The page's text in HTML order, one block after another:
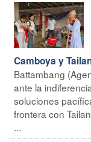
Camboya y
Battambang
ante la
soluciones
frontera con
...